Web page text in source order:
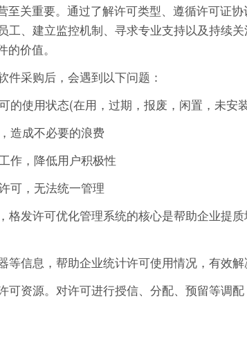
至关重要。通过了解许可类型、遵循许可证
、建立监控机制、寻求专业支持以及持续
价值。
采购后，会遇到以下问题：
的使用状态(在用，过期，报废，闲置，未
造成不必要的浪费
作，降低用户积极性
可，无法统一管理
发许可优化管理系统的核心是帮助企业提
信息，帮助企业统计许可使用情况，有效
资源。对许可进行授信、分配、预留等调